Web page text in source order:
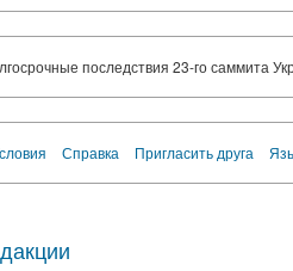
последствия 23-го саммита
Справка Пригласить друга